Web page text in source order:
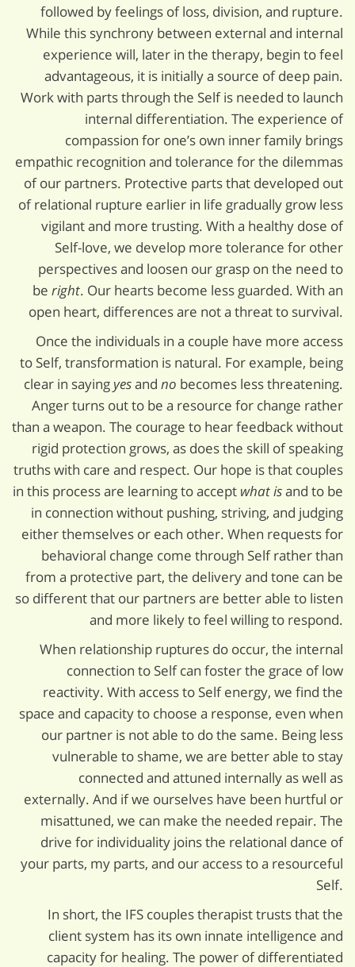
followed by feelings of loss, division, and rupture.
While this synchrony between external and internal
experience will, later in the therapy, begin to feel
advantageous, it is initially a source of deep pain.
Work with parts through the Self is needed to launch
internal differentiation. The experience of
compassion for one’s own inner family brings
empathic recognition and tolerance for the dilemmas
of our partners. Protective parts that developed out
of relational rupture earlier in life gradually grow less
vigilant and more trusting. With a healthy dose of
Self-love, we develop more tolerance for other
perspectives and loosen our grasp on the need to
be right. Our hearts become less guarded. With an
open heart, differences are not a threat to survival.
Once the individuals in a couple have more access
to Self, transformation is natural. For example, being
clear in saying yesand no becomes less threatening.
Anger turns out to be a resource for change rather
than a weapon. The courage to hear feedback without
rigid protection grows, as does the skill of speaking
truths with care and respect. Our hope is that couples
in this process are learning to accept what isand to be
in connection without pushing, striving, and judging
either themselves or each other. When requests for
behavioral change come through Self rather than
from a protective part, the delivery and tone can be
so different that our partners are better able to listen
and more likely to feel willing to respond.
When relationship ruptures do occur, the internal
connection to Self can foster the grace of low
reactivity. With access to Self energy, we find the
space and capacity to choose a response, even when
our partner is not able to do the same. Being less
vulnerable to shame, we are better able to stay
connected and attuned internally as well as
externally. And if we ourselves have been hurtful or
misattuned, we can make the needed repair. The
drive for individuality joins the relational dance of
your parts, my parts, and our access to a resourceful
Self.
In short, the IFS couples therapist trusts that the
client system has its own innate intelligence and
capacity for healing. The power of differentiated